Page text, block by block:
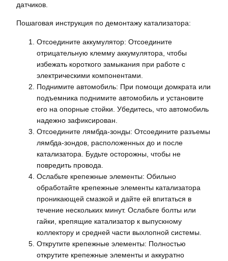
датчиков.
Пошаговая инструкция по демонтажу катализатора:
Отсоедините аккумулятор: Отсоедините
отрицательную клемму аккумулятора, чтобы
избежать короткого замыкания при работе с
электрическими компонентами.
Поднимите автомобиль: При помощи домкрата или
подъемника поднимите автомобиль и установите
его на опорные стойки. Убедитесь, что автомобиль
надежно зафиксирован.
Отсоедините лямбда-зонды: Отсоедините разъемы
лямбда-зондов, расположенных до и после
катализатора. Будьте осторожны, чтобы не
повредить провода.
Ослабьте крепежные элементы: Обильно
обработайте крепежные элементы катализатора
проникающей смазкой и дайте ей впитаться в
течение нескольких минут. Ослабьте болты или
гайки, крепящие катализатор к выпускному
коллектору и средней части выхлопной системы.
Открутите крепежные элементы: Полностью
открутите крепежные элементы и аккуратно